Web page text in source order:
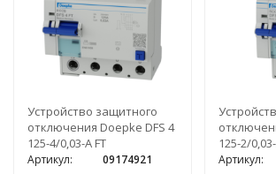
Устройство защитного
отключения Doepke DFS 4
125-4/0,03-A FT
Артикул: 09174921
125-2/
Артикул: